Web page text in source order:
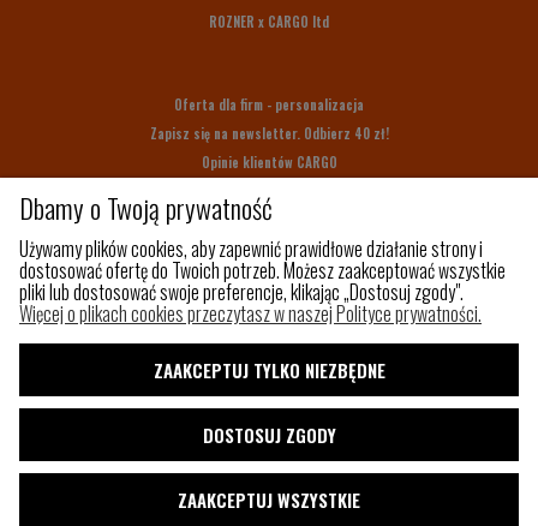
ROZNER x CARGO ltd
Oferta dla firm - personalizacja
Zapisz się na newsletter. Odbierz 40 zł!
Opinie klientów CARGO
Na prezent
Z czego szyjemy
Paleta kolorów
Pakowny plecak do samolotu
Blog
Dbamy o Twoją prywatność
Używamy plików cookies, aby zapewnić prawidłowe działanie strony i
dostosować ofertę do Twoich potrzeb. Możesz zaakceptować wszystkie
pliki lub dostosować swoje preferencje, klikając „Dostosuj zgody".
Więcej o plikach cookies przeczytasz w naszej Polityce prywatności.
ZAAKCEPTUJ TYLKO NIEZBĘDNE
DOSTOSUJ ZGODY
ZAAKCEPTUJ WSZYSTKIE